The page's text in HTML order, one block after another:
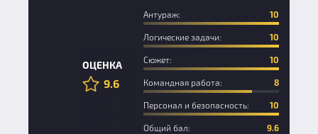
ОЦЕНКА
9.6
Антураж: 10
Логические задачи: 10
Сюжет: 10
Командная работа: 8
Персонал и безопасность: 10
Общий бал: 9.6